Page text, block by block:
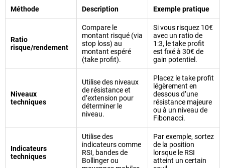
Méthode Description Exemple pratique
Ratio
risque/rendement
Compare le
montant risqué (via
stop loss) au
montant espéré
(take profit).
Si vous risquez 10€
avec un ratio de
1:3, le take profit
est fixé à 30€ de
gain potentiel.
Niveaux
techniques
Utilise des niveaux
de résistance et
d’extension pour
déterminer le
niveau.
Placez le take profit
légèrement en
dessous d’une
résistance majeure
ou à un niveau de
Fibonacci.
Indicateurs
techniques
Utilise des
indicateurs comme
RSI, bandes de
Bollinger ou
Par exemple, sortez
de la position
lorsque le RSI
atteint un certain